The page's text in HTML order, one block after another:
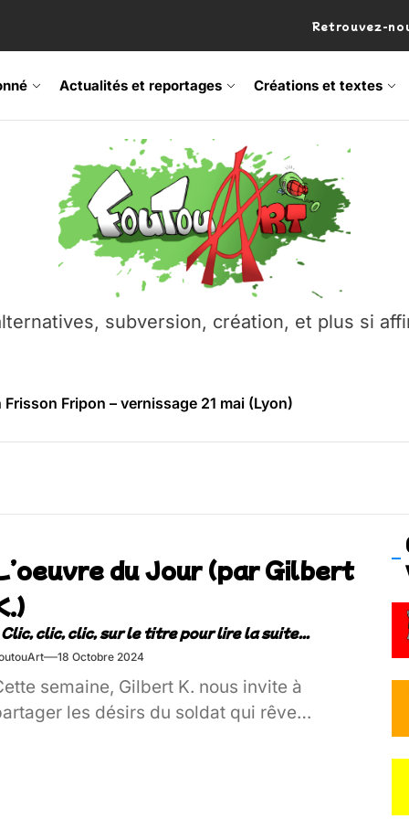
Retrouvez-
Actualités et reportages Créations et textes
subversion, création, et plus si
Fripon – vernissage 21 mai (Lyon)
Festival – Samedi 18 juillet (Vaulx-en-Velin)
– Ŝtono, un livre réalisé par Michaël Moretti & Pierre
contre l’A412 à l’Établi (Haute-Savoie)
Fripon – vernissage 21 mai (Lyon)
Festival – Samedi 18 juillet (Vaulx-en-Velin)
du Jour (par Gilbert
18 Octobre 2024
semaine, Gilbert K. nous invite à
les désirs du soldat qui rêve…